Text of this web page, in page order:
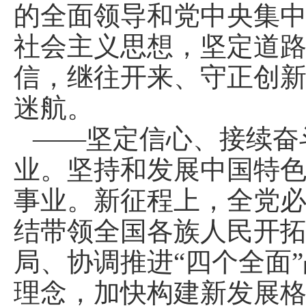
的全面领导和党中央集
社会主义思想，坚定道
信，继往开来、守正创
迷航。
——坚定信心、接续奋
业。坚持和发展中国特
事业。新征程上，全党
结带领全国各族人民开
局、协调推进“四个全
理念，加快构建新发展